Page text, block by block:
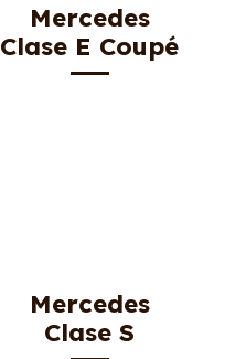
Mercedes
Clase E Coupé
Mercedes
Clase S